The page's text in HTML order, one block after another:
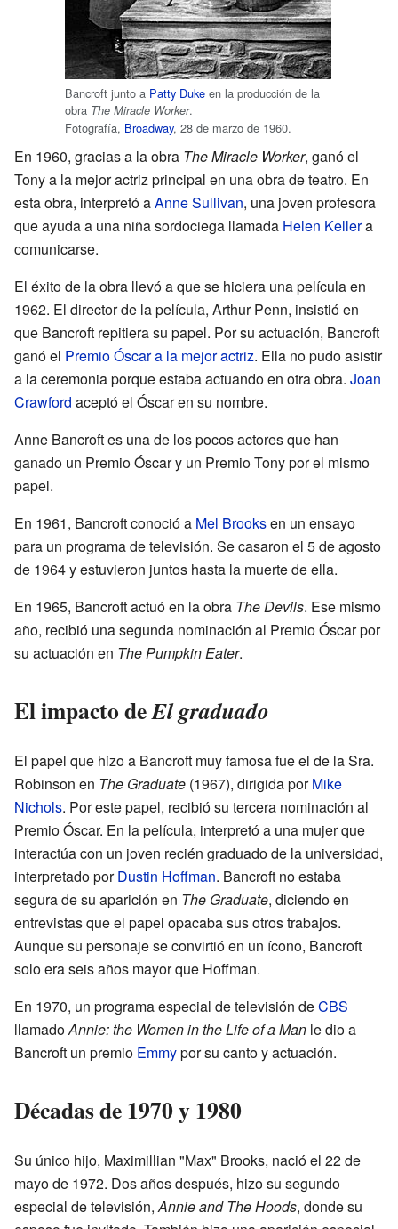
Bancroft junto a Patty Duke en la producción de la
obra The Miracle Worker.
Fotografía, Broadway, 28 de marzo de 1960.
En 1960, gracias a la obra The Miracle Worker, ganó el
Tony a la mejor actriz principal en una obra de teatro. En
esta obra, interpretó aAnne Sullivan, una joven profesora
que ayuda a una niña sordociega llamada Helen Kellera
comunicarse.
El éxito de la obra llevó a que se hiciera una película en
1962. El director de la película, Arthur Penn, insistió en
que Bancroft repitiera su papel. Por su actuación, Bancroft
ganó el Premio Óscar a la mejor actriz. Ella no pudo asistir
a la ceremonia porque estaba actuando en otra obra. Joan
Crawford aceptó el Óscar en su nombre.
Anne Bancroft es una de los pocos actores que han
ganado un Premio Óscar y un Premio Tony por el mismo
papel.
En 1961, Bancroft conoció a Mel Brooksen un ensayo
para un programa de televisión. Se casaron el 5 de agosto
de 1964 y estuvieron juntos hasta la muerte de ella.
En 1965, Bancroft actuó en la obra The Devils. Ese mismo
año, recibió una segunda nominación al Premio Óscar por
su actuación en The Pumpkin Eater.
El impacto deEl graduado
El papel que hizo a Bancroft muy famosa fue el de la Sra.
Robinson en The Graduate (1967), dirigida porMike
Nichols. Por este papel, recibió su tercera nominación al
Premio Óscar. En la película, interpretó a una mujer que
interactúa con un joven recién graduado de la universidad,
interpretado porDustin Hoffman. Bancroft no estaba
segura de su aparición en The Graduate, diciendo en
entrevistas que el papel opacaba sus otros trabajos.
Aunque su personaje se convirtió en un ícono, Bancroft
solo era seis años mayor que Hoffman.
En 1970, un programa especial de televisión deCBS
llamadoAnnie: the Women in the Life of a Man le dio a
Bancroft un premio Emmypor su canto y actuación.
Décadas de 1970 y 1980
Su único hijo, Maximillian "Max" Brooks, nació el 22 de
mayo de 1972. Dos años después, hizo su segundo
especial de televisión,Annie and The Hoods, donde su